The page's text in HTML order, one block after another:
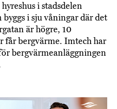
i stadsdelen
i sju våningar där det
är högre, 10
får bergvärme. Imtech har
bergvärmeanläggningen